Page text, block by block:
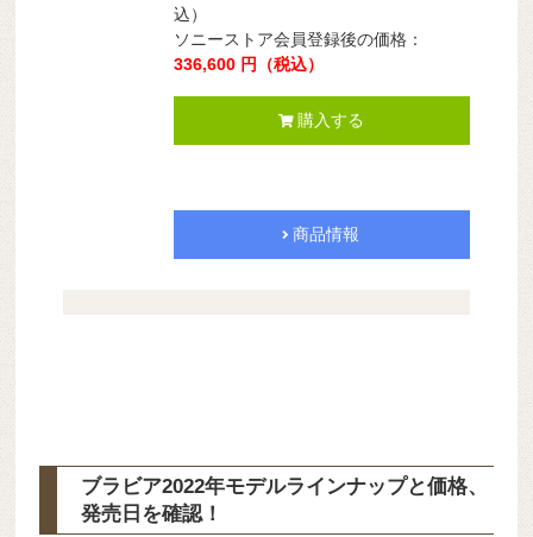
込）
ソニーストア会員登録後の価格：
336,600 円（税込）
購入する
商品情報
ブラビア2022年モデルラインナップと価格、
発売日を確認！